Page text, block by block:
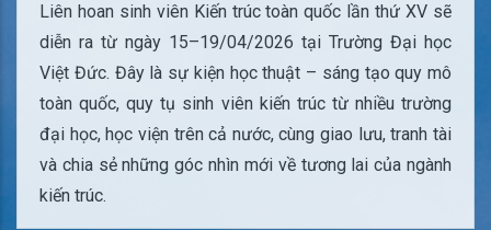
Liên hoan sinh viên Kiến trúc toàn quốc lần thứ XV sẽ
diễn ra từ ngày 15–19/04/2026 tại Trường Đại học
Việt Đức. Đây là sự kiện học thuật – sáng tạo quy mô
toàn quốc, quy tụ sinh viên kiến trúc từ nhiều trường
đại học, học viện trên cả nước, cùng giao lưu, tranh tài
và chia sẻ những góc nhìn mới về tương lai của ngành
kiến trúc.